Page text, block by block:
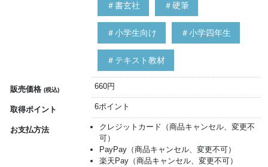
＃書玄社 ＃硬筆
＃小学生向け ＃小学四年生
＃テキスト教材
販売価格 (税込) 660円
取得ポイント 6ポイント
お支払方法
クレジットカード（商品キャンセル、変更不
可）
PayPay（商品キャンセル、変更不可）
楽天Pay（商品キャンセル、変更不可）